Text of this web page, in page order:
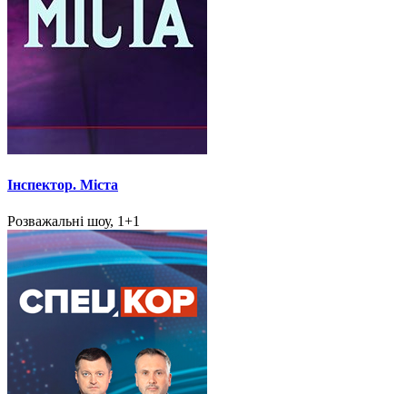
Інспектор. Міста
Розважальні шоу, 1+1